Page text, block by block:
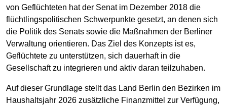
von Geflüchteten hat der Senat im Dezember 2018 die
flüchtlingspolitischen Schwerpunkte gesetzt, an denen sich
die Politik des Senats sowie die Maßnahmen der Berliner
Verwaltung orientieren. Das Ziel des Konzepts ist es,
Geflüchtete zu unterstützen, sich dauerhaft in die
Gesellschaft zu integrieren und aktiv daran teilzuhaben.
Auf dieser Grundlage stellt das Land Berlin den Bezirken im
Haushaltsjahr 2026 zusätzliche Finanzmittel zur Verfügung,